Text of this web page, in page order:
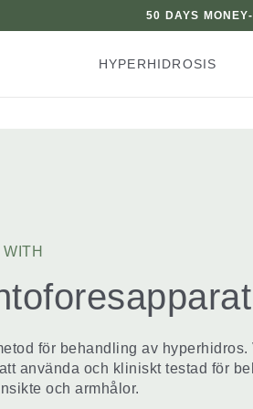
50 DAYS
HYPERHIDROSIS
för behandling av hyperhidros.
använda och kliniskt testad för
och armhålor.